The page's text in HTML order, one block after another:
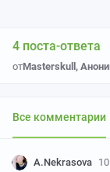
4 поста-ответа
отMasterskull ,
Все комментарии
A.Nekrasova